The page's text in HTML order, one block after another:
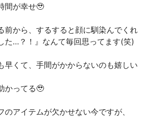
間が幸せ🥹
前から、するすると顔に馴染んでくれ
た…？！』なんて毎回思ってます(笑)
早くて、手間がかからないのも嬉しい
かってる🥹
のアイテムが欠かせない今ですが、